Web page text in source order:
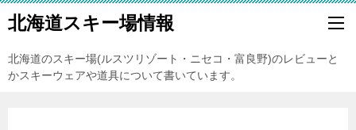
北海道スキー場情報
北海道のスキー場(ルスツリゾート・ニセコ・富良野)のレビューと
かスキーウェアや道具について書いています。